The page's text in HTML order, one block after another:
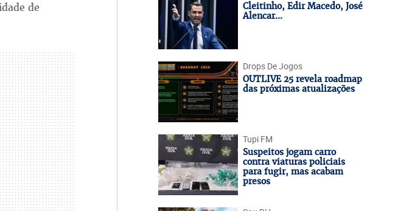
de
Cleitinho, Edir Macedo, José
Alencar...
Drops De Jogos
OUTLIVE 25 revela roadmap
das próximas atualizações
Tupi FM
Suspeitos jogam carro
contra viaturas policiais
para fugir, mas acabam
presos